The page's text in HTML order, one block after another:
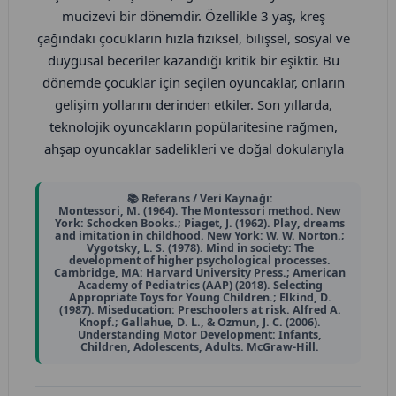
daha etkili bir şekilde işlemesine olanak tanıdığını
göstermektedir. Canlı renkler belli dozda heyecan
verici olabilirken, sürekli maruz kalmak yorucu bir
deneyime dönüşebilir.
Bilişsel Gelişim ve Öğrenme Üzerindeki Olumsuz
Etkiler: Bir kreş ortamında öğrenme ve keşif,
ve karmaşık temalı mobilyalar, çocukların dikkatini
dağıtarak öğrenme süreçlerini olumsuz etkileyebilir.
Örneğin, bir eğitmenin bir nesne veya etkinliğe
odaklanmasını istediğinde, etraftaki görsel
dağınıklık çocuğun yönergeleri takip etmesini veya
ilgili materyali ayırt etmesini zorlaştırabilir. Bu
durum, çocukların dikkat ve konsantrasyon
becerilerini geliştirmelerini engeller. Bilişsel
mucizevi bir dönemdir. Özellikle 3 yaş, kreş
çağındaki çocukların hızla fiziksel, bilişsel, sosyal ve
duygusal beceriler kazandığı kritik bir eşiktir. Bu
dönemde çocuklar için seçilen oyuncaklar, onların
gelişim yollarını derinden etkiler. Son yıllarda,
teknolojik oyuncakların popülaritesine rağmen,
ahşap oyuncaklar sadelikleri ve doğal dokularıyla
uzmanı olarak, ahşap oyuncakların bu yaş
grubundaki çocuklar için sunduğu sayısız faydayı
akademik referanslar ışığında detaylıca incelemek
istiyorum. Ahşap oyuncaklar, sadece birer eğlence
aracı olmanın ötesinde, minik zihinlerin ve
bedenlerin sağlıklı bir şekilde gelişimini destekleyen
paha biçilmez araçlardır.
📚 Referans / Veri Kaynağı:
Montessori, M. (1964). The Montessori method. New
York: Schocken Books.; Piaget, J. (1962). Play, dreams
and imitation in childhood. New York: W. W. Norton.;
Vygotsky, L. S. (1978). Mind in society: The
development of higher psychological processes.
Cambridge, MA: Harvard University Press.; American
Academy of Pediatrics (AAP) (2018). Selecting
Appropriate Toys for Young Children.; Elkind, D.
(1987). Miseducation: Preschoolers at risk. Alfred A.
Knopf.; Gallahue, D. L., & Ozmun, J. C. (2006).
Understanding Motor Development: Infants,
Children, Adolescents, Adults. McGraw-Hill.